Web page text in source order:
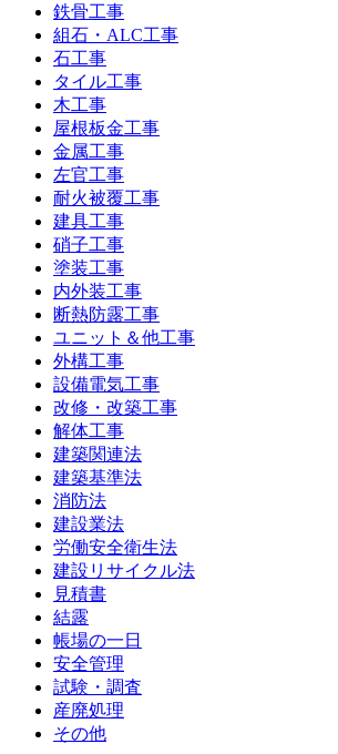
鉄骨工事
組石・ALC工事
石工事
タイル工事
木工事
屋根板金工事
金属工事
左官工事
耐火被覆工事
建具工事
硝子工事
塗装工事
内外装工事
断熱防露工事
ユニット＆他工事
外構工事
設備電気工事
改修・改築工事
解体工事
建築関連法
建築基準法
消防法
建設業法
労働安全衛生法
建設リサイクル法
見積書
結露
帳場の一日
安全管理
試験・調査
産廃処理
その他